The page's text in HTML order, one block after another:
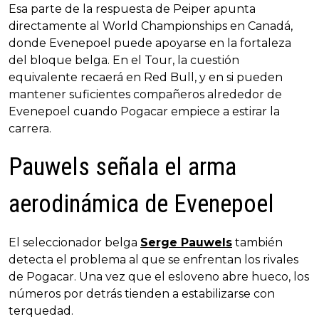
Esa parte de la respuesta de Peiper apunta
directamente al World Championships en Canadá,
donde Evenepoel puede apoyarse en la fortaleza
del bloque belga. En el Tour, la cuestión
equivalente recaerá en Red Bull, y en si pueden
mantener suficientes compañeros alrededor de
Evenepoel cuando Pogacar empiece a estirar la
carrera.
Pauwels señala el arma
aerodinámica de Evenepoel
El seleccionador belga Serge Pauwels también
detecta el problema al que se enfrentan los rivales
de Pogacar. Una vez que el esloveno abre hueco, los
números por detrás tienden a estabilizarse con
terquedad.